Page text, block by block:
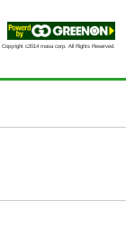
Copyright c2014 masa corp. All Rights Reserved.